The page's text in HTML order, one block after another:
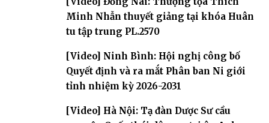
Minh Nhẫn thuyết giảng tại khóa Huân
tu tập trung PL.2570
[Video] Ninh Bình: Hội nghị công bố
Quyết định và ra mắt Phân ban Ni giới
tỉnh nhiệm kỳ 2026-2031
[Video] Hà Nội: Tạ đàn Dược Sư cầu